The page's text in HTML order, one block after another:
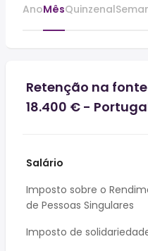
AnoMêsQuinzenal
Retenção na
18.400 € -
Salário
Imposto sobre o
de Pessoas Singulares
Imposto de